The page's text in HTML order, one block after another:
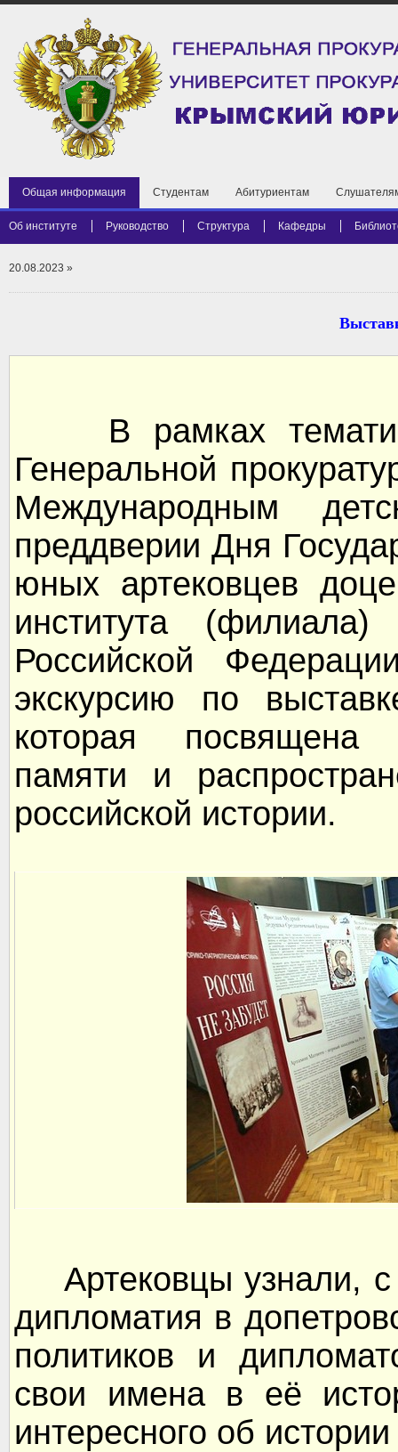
Общая информация
Об институте Руководство Структура Кафедры
Студентам Абитуриентам
20.08.2023 »
В рамках
Генеральной
Международным
преддверии Дня
юных артековцев
института (филиала)
Российской
экскурсию по
которая посвящена
памяти и
российской истории.
Артековцы узнали, с
дипломатия в
политиков и
свои имена в её
интересного об